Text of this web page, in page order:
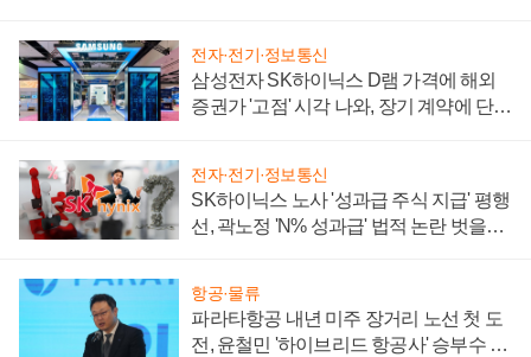
전자·전기·정보통신
삼성전자 SK하이닉스 D램 가격에 해외
증권가 '고점' 시각 나와, 장기 계약에 단점
전자·전기·정보통신
SK하이닉스 노사 '성과급 주식 지급' 평행
선, 곽노정 'N% 성과급' 법적 논란 벗을지
항공·물류
파라타항공 내년 미주 장거리 노선 첫 도
전, 윤철민 '하이브리드 항공사' 승부수 통